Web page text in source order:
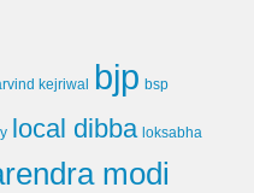
kejriwal bjp bsp
local dibba loksabha
modi